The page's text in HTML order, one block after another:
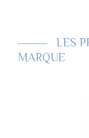
LES
MARQUE